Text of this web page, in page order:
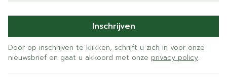
Inschrijven
Door op inschrijven te klikken, schrijft u zich in voor onze
nieuwsbrief en gaat u akkoord met onze privacy policy.